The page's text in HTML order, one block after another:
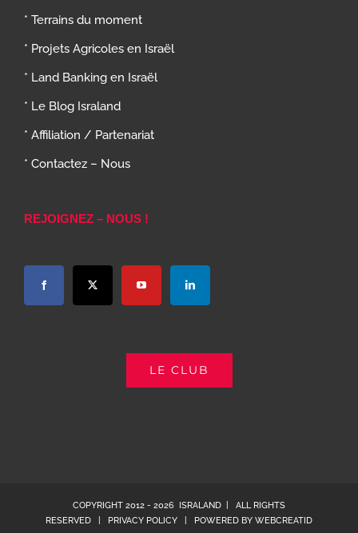
* Terrains du moment
* Projets Agricoles en Israël
* Land Banking en Israël
* Le Blog Israland
* Affiliation / Partenariat
* Contactez – Nous
REJOIGNEZ – NOUS !
LE CLUB
COPYRIGHT 2012 - 2026 ISRALAND | ALL RIGHTS
RESERVED |
PRIVACY POLICY | POWERED BY WEBCREATID